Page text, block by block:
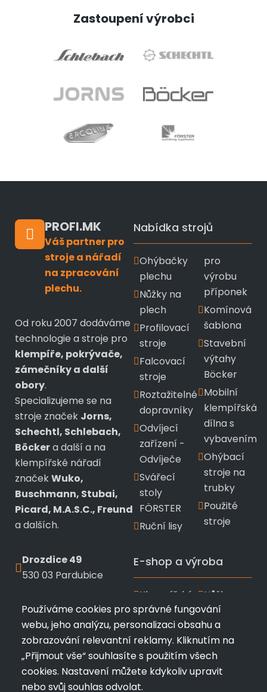
Zastoupení výrobci
PROFI.MK
Váš partner pro
stroje a nářadí
na zpracování
plechu.
Od roku 2007 dodáváme
technologie a stroje pro
klempíře, pokrývače,
zámečníky a další
obory.
Specializujeme se na
stroje značek Jorns,
Schechtl, Schlebach,
Böckera další a na
klempířské nářadí
značekWuko,
Buschmann, Stubai,
Picard, M.A.S.C., Freund
a dalších.
Drozdice 49
530 03 Pardubice
info@profimk.eu
Nabídka strojů
Ohýbačky
plechu
Nůžky na
plech
Profilovací
stroje
Falcovací
stroje
Roztažitelné
dopravníky
Odvíjecí
zařízení -
Odvíječe
Svářecí
stoly
FÖRSTER
Ruční lisy
pro
výrobu
příponek
Komínová
šablona
Stavební
výtahy
Böcker
Mobilní
klempířská
dílna s
vybavením
Ohýbací
stroje na
trubky
Použité
stroje
E-shop a výroba
Klempířské
nářadí
Wuko
Nářadí
Bushmann
Ruční
Nůžky a
kleště
Stubai
Kladiva a
měřící
pomůcky
Používáme cookies pro správné fungování
webu, jeho analýzu, personalizaci obsahu a
zobrazování relevantní reklamy. Kliknutím na
„Přijmout vše“ souhlasíte s použitím všech
cookies. Nastavení můžete kdykoliv upravit
nebo svůj souhlas odvolat.